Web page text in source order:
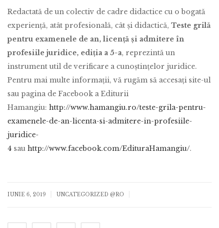
Redactată de un colectiv de cadre didactice cu o bogată
experiență, atât profesională, cât și didactică, Teste grilă
pentru examenele de an, licență și admitere în
profesiile juridice, ediția a 5-a, reprezintă un
instrument util de verificare a cunoștințelor juridice.
Pentru mai multe informații, vă rugăm să accesați site-ul
sau pagina de Facebook a Editurii
Hamangiu: http://www.hamangiu.ro/teste-grila-pentru-
examenele-de-an-licenta-si-admitere-in-profesiile-
juridice-
4 sau http://www.facebook.com/EdituraHamangiu/.
IUNIE 6, 2019 UNCATEGORIZED @RO